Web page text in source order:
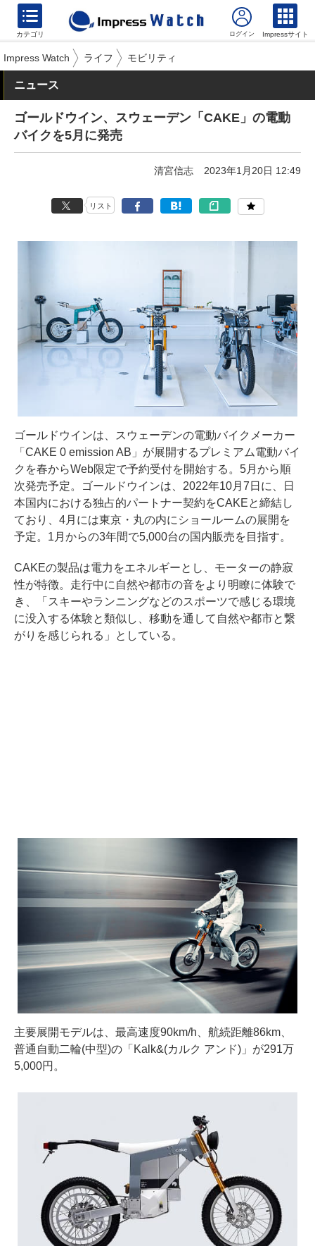
カテゴリ Impressサイト
Impress Watch ライフ モビリティ
ニュース
ゴールドウイン、スウェーデン「CAKE」の電動
バイクを5月に発売
清宮信志 2023年1月20日 12:49
リスト
ゴールドウインは、スウェーデンの電動バイクメーカー
「CAKE 0 emission AB」が展開するプレミアム電動バイ
クを春からWeb限定で予約受付を開始する。5月から順
次発売予定。ゴールドウインは、2022年10月7日に、日
本国内における独占的パートナー契約をCAKEと締結し
ており、4月には東京・丸の内にショールームの展開を
予定。1月からの3年間で5,000台の国内販売を目指す。
CAKEの製品は電力をエネルギーとし、モーターの静寂
性が特徴。走行中に自然や都市の音をより明瞭に体験で
き、「スキーやランニングなどのスポーツで感じる環境
に没入する体験と類似し、移動を通して自然や都市と繋
がりを感じられる」としている。
主要展開モデルは、最高速度90km/h、航続距離86km、
普通自動二輪(中型)の「Kalk&(カルク アンド)」が291万
5,000円。